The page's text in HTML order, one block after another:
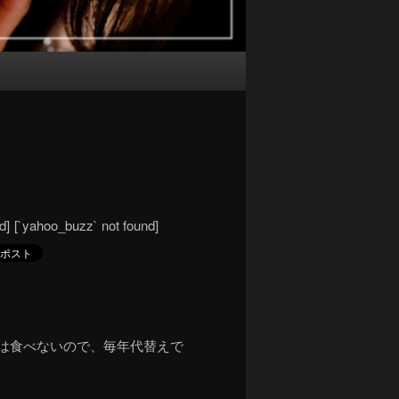
[`yahoo_buzz` not found]
食べないので、毎年代替えで